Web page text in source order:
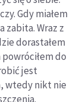
Gdy miałem
zabita. Wraz z
dorastałem
do
jest
wtedy nikt nie